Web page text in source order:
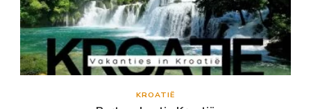
KROATIË